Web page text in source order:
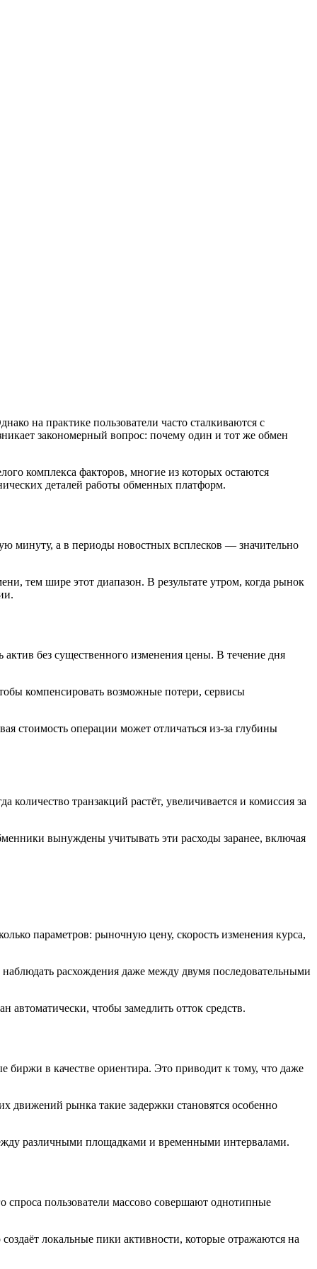
на практике пользователи часто сталкиваются с
закономерный вопрос: почему один и тот же обмен
комплекса факторов, многие из которых остаются
деталей работы обменных платформ.
минуту, а в периоды новостных всплесков — значительно
тем шире этот диапазон. В результате утром, когда рынок
без существенного изменения цены. В течение дня
компенсировать возможные потери, сервисы
стоимость операции может отличаться из-за глубины
транзакций растёт, увеличивается и комиссия за
вынуждены учитывать эти расходы заранее, включая
параметров: рыночную цену, скорость изменения курса,
расхождения даже между двумя последовательными
чтобы замедлить отток средств.
в качестве ориентира. Это приводит к тому, что даже
движений рынка такие задержки становятся особенно
различными площадками и временными интервалами.
пользователи массово совершают однотипные
локальные пики активности, которые отражаются на